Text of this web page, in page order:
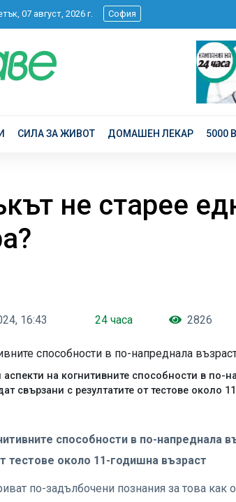
07 август, 2026 г. София
СИЛА ЗА ЖИВОТ ДОМАШЕН ЛЕКАР 5000
не старее
16:43 24 часа 2826
аспекти на когнитивните способности в по-
свързани с резултатите от тестове около
способности в по-напреднала
тестове около 11-годишна възраст
по-задълбочени познания за това